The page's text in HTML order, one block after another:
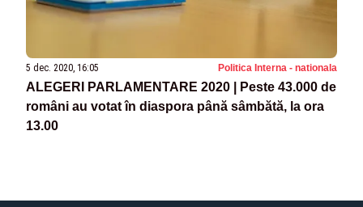
5 dec. 2020, 16:05 Politica Interna - nationala
ALEGERI PARLAMENTARE 2020 | Peste 43.000 de
români au votat în diaspora până sâmbătă, la ora
13.00